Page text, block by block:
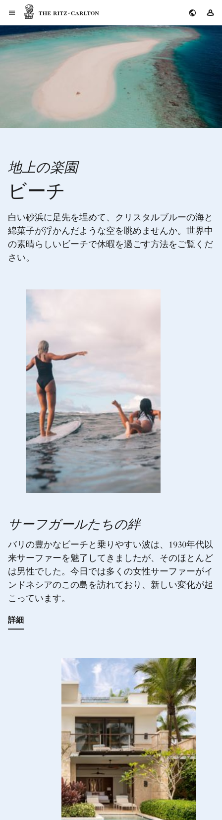
ザ・リッツ・カールトン
地上の楽園
ビーチ
白い砂浜に足先を埋めて、クリスタルブルーの海と
綿菓子が浮かんだような空を眺めませんか。世界中
の素晴らしいビーチで休暇を過ごす方法をご覧くだ
さい。
サーフガールたちの絆
バリの豊かなビーチと乗りやすい波は、1930年代以
来サーファーを魅了してきましたが、そのほとんど
は男性でした。今日では多くの女性サーファーがイ
ンドネシアのこの島を訪れており、新しい変化が起
こっています。
詳細